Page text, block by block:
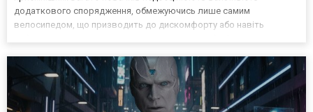
додаткового спорядження, обмежуючись лише самим
велосипедом, що призводить до дискомфорту або навіть
безпечного велосипе...